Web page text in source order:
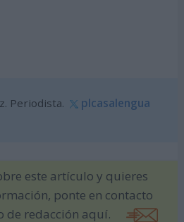
Periodista.
plcasalengua
este artículo y quieres
ponte en contacto
de redacción aquí.